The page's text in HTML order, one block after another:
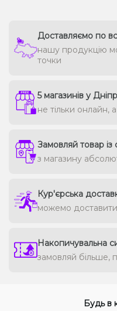
Доставляємо по
нашу продукцію
точки
5 магазинів у
не тільки онлайн,
Замовляй товар
з магазину
Кур'єрська
можемо
Накопичувальна
замовляй більше,
Будь в